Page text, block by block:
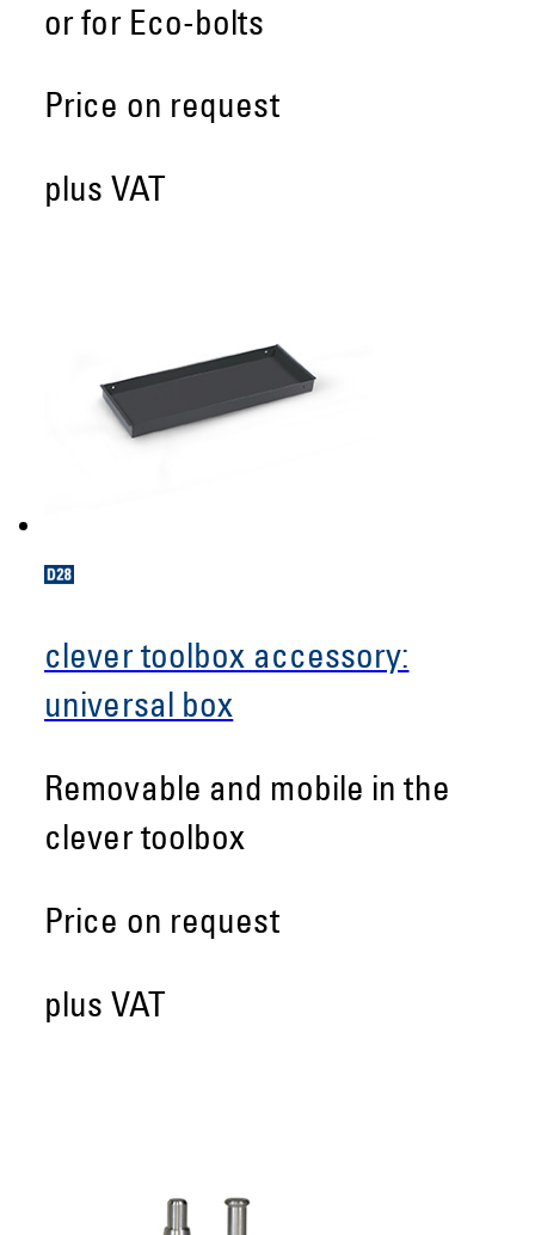
or for Eco-bolts
Price on request
plus VAT
clever toolbox accessory:
universal box
Removable and mobile in the
clever toolbox
Price on request
plus VAT